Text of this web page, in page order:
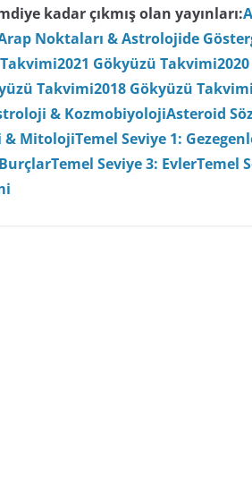
kadar çıkmış olan yayınları:
Noktaları & Astrolojide
2021 Gökyüzü Takvimi2020
Takvimi2018 Gökyüzü
& KozmobiyolojiAsteroid
& MitolojiTemel Seviye 1:
Temel Seviye 3: EvlerTemel